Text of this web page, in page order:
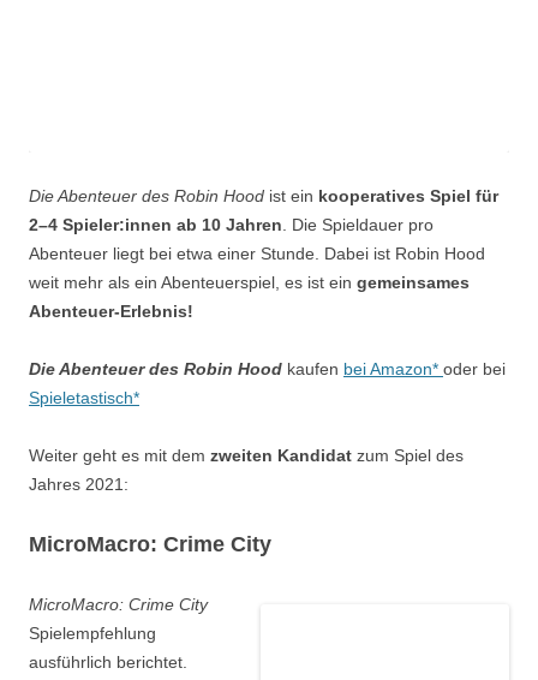
Die Abenteuer des Robin Hood ist ein kooperatives Spiel für
2–4 Spieler:innen ab 10 Jahren. Die Spieldauer pro
Abenteuer liegt bei etwa einer Stunde. Dabei ist Robin Hood
weit mehr als ein Abenteuerspiel, es ist ein gemeinsames
Abenteuer-Erlebnis!
Die Abenteuer des Robin Hood kaufen bei Amazon* oder bei
Spieletastisch*
Weiter geht es mit dem zweiten Kandidat zum Spiel des
Jahres 2021:
MicroMacro: Crime City
MicroMacro: Crime City
Spielempfehlung
ausführlich berichtet.